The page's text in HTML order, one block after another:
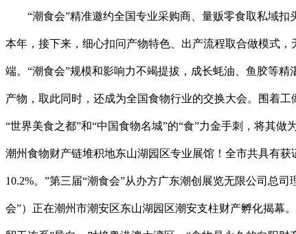
“潮食会”精准邀约全国专业采购商、量贩零食取私域扣
本年，接下来，细心扣问产物特色、出产流程取合做模式
端。“潮食会”规模和影响力不竭提拔，成长蚝油、鱼胶等
产物，取此同时，还成为全国食物行业的交换大会。围着
“世界美食之都”和“中国食物名城”的“食”力金手刺，将其
潮州食物财产链堆积地东山湖园区专业展馆！全市共具有
10.2%。”第三届“潮食会”从办方广东潮创展览无限公司总
会”）正在潮州市潮安区东山湖园区潮安支柱财产孵化揭幕